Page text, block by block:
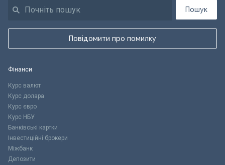
Пошук
Повідомити про помилку
Фінанси
Курс валют
Курс долара
Курс євро
Курс НБУ
Банківські картки
Інвестиційні брокери
Міжбанк
Депозити